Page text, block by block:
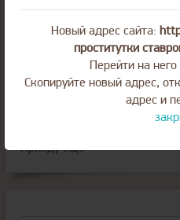
Новый адрес сайта:
проститутки
Перейти на
Скопируйте новый адрес,
адрес и
05 августа 2023, 19:42
Соответствие фото: Да
Приеду еще